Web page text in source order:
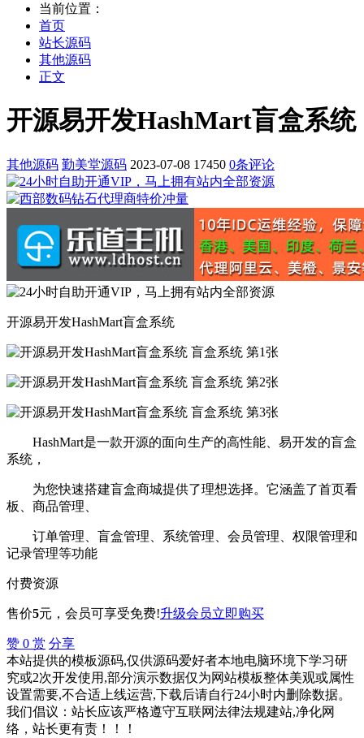
当前位置：
首页
站长源码
其他源码
正文
开源易开发HashMart盲盒系统
其他源码 勤美堂源码 2023-07-08 17450 0条评论
开源易开发HashMart盲盒系统
HashMart是一款开源的面向生产的高性能、易开发的盲盒
系统，
为您快速搭建盲盒商城提供了理想选择。它涵盖了首页看
板、商品管理、
订单管理、盲盒管理、系统管理、会员管理、权限管理和
记录管理等功能
付费资源
售价5元 ，会员可享受免费!升级会员立即购买
赞 0 赏 分享
本站提供的模板源码,仅供源码爱好者本地电脑环境下学习研
究或2次开发使用,部分演示数据仅为网站模板整体美观或属性
设置需要,不合适上线运营,下载后请自行24小时内删除数据。
我们倡议：站长应该严格遵守互联网法律法规建站,净化网
络，站长更有责！！！